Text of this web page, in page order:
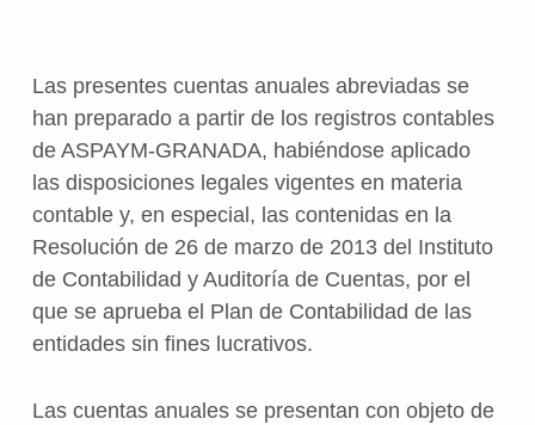
Las presentes cuentas anuales abreviadas se
han preparado a partir de los registros contables
de ASPAYM-GRANADA, habiéndose aplicado
las disposiciones legales vigentes en materia
contable y, en especial, las contenidas en la
Resolución de 26 de marzo de 2013 del Instituto
de Contabilidad y Auditoría de Cuentas, por el
que se aprueba el Plan de Contabilidad de las
entidades sin fines lucrativos.
Las cuentas anuales se presentan con objeto de